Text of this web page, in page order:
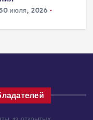
2026